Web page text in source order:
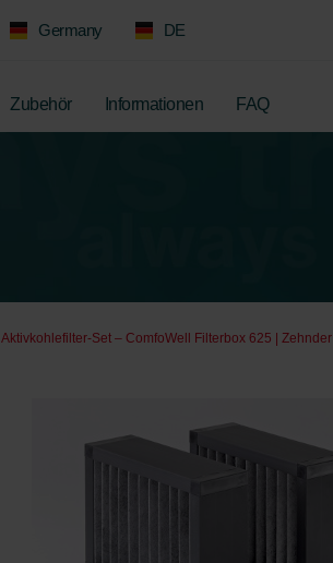
Germany DE
Zubehör Informationen FAQ
Aktivkohlefilter-Set – ComfoWell Filterbox 625 |